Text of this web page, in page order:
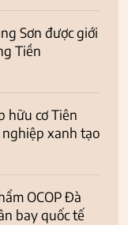
Sơn được giới
Tiền
hữu cơ Tiên
xanh tạo
OCOP Đà
bay quốc tế